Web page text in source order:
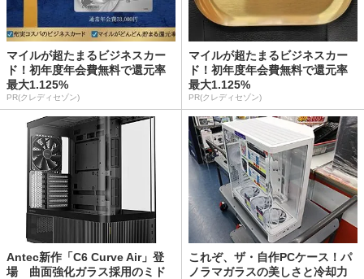
マイルが超たまるビジネスカー
ド！初年度年会費無料で還元率
最大1.125%
PR(クレディセゾン)
マイルが超たまるビジネスカー
ド！初年度年会費無料で還元率
最大1.125%
PR(クレディセゾン)
Antec新作「C6 Curve Air」登
場 曲面強化ガラス採用のミド
これぞ、ザ・自作PCケース！パ
ノラマガラスの美しさと冷却力